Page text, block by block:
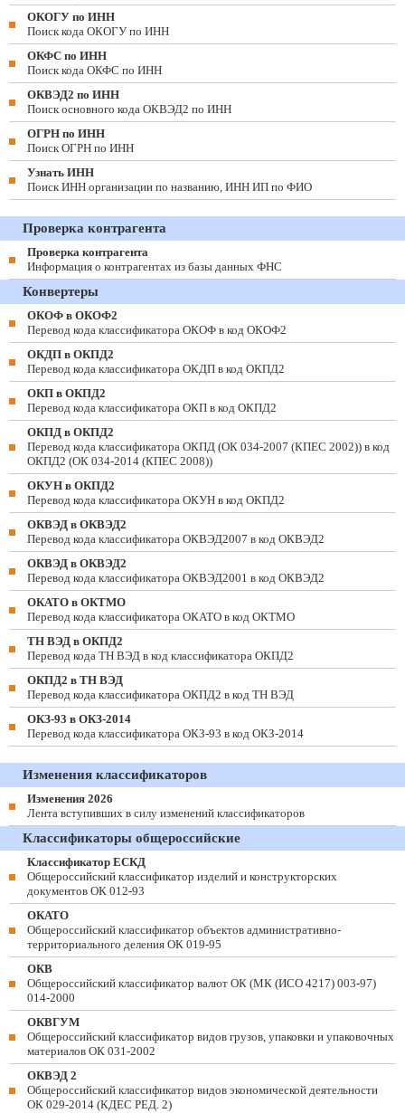
ОКОГУ по ИНН
Поиск кода ОКОГУ по ИНН
ОКФС по ИНН
Поиск кода ОКФС по ИНН
ОКВЭД2 по ИНН
Поиск основного кода ОКВЭД2 по ИНН
ОГРН по ИНН
Поиск ОГРН по ИНН
Узнать ИНН
Поиск ИНН организации по названию, ИНН ИП по ФИО
Проверка контрагента
Проверка контрагента
Информация о контрагентах из базы данных ФНС
Конвертеры
ОКОФ в ОКОФ2
Перевод кода классификатора ОКОФ в код ОКОФ2
ОКДП в ОКПД2
Перевод кода классификатора ОКДП в код ОКПД2
ОКП в ОКПД2
Перевод кода классификатора ОКП в код ОКПД2
ОКПД в ОКПД2
Перевод кода классификатора ОКПД (ОК 034-2007 (КПЕС 2002)) в код
ОКПД2 (ОК 034-2014 (КПЕС 2008))
ОКУН в ОКПД2
Перевод кода классификатора ОКУН в код ОКПД2
ОКВЭД в ОКВЭД2
Перевод кода классификатора ОКВЭД2007 в код ОКВЭД2
ОКВЭД в ОКВЭД2
Перевод кода классификатора ОКВЭД2001 в код ОКВЭД2
ОКАТО в ОКТМО
Перевод кода классификатора ОКАТО в код ОКТМО
ТН ВЭД в ОКПД2
Перевод кода ТН ВЭД в код классификатора ОКПД2
ОКПД2 в ТН ВЭД
Перевод кода классификатора ОКПД2 в код ТН ВЭД
ОКЗ-93 в ОКЗ-2014
Перевод кода классификатора ОКЗ-93 в код ОКЗ-2014
Изменения классификаторов
Изменения 2026
Лента вступивших в силу изменений классификаторов
Классификаторы общероссийские
Классификатор ЕСКД
Общероссийский классификатор изделий и конструкторских
документов ОК 012-93
ОКАТО
Общероссийский классификатор объектов административно-
территориального деления ОК 019-95
ОКВ
Общероссийский классификатор валют ОК (МК (ИСО 4217) 003-97)
014-2000
ОКВГУМ
Общероссийский классификатор видов грузов, упаковки и упаковочных
материалов ОК 031-2002
ОКВЭД 2
Общероссийский классификатор видов экономической деятельности
ОК 029-2014 (КДЕС РЕД. 2)